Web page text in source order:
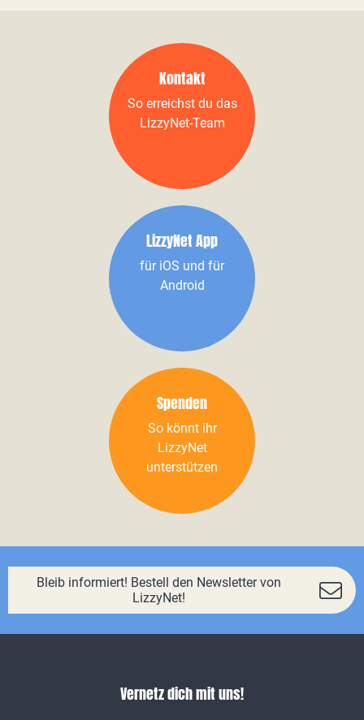
Kontakt
So erreichst du das
LizzyNet-Team
LizzyNet App
für iOS und für
Android
Spenden
So könnt ihr
LizzyNet
unterstützen
Bleib informiert! Bestell den Newsletter von
LizzyNet!
Vernetz dich mit uns!